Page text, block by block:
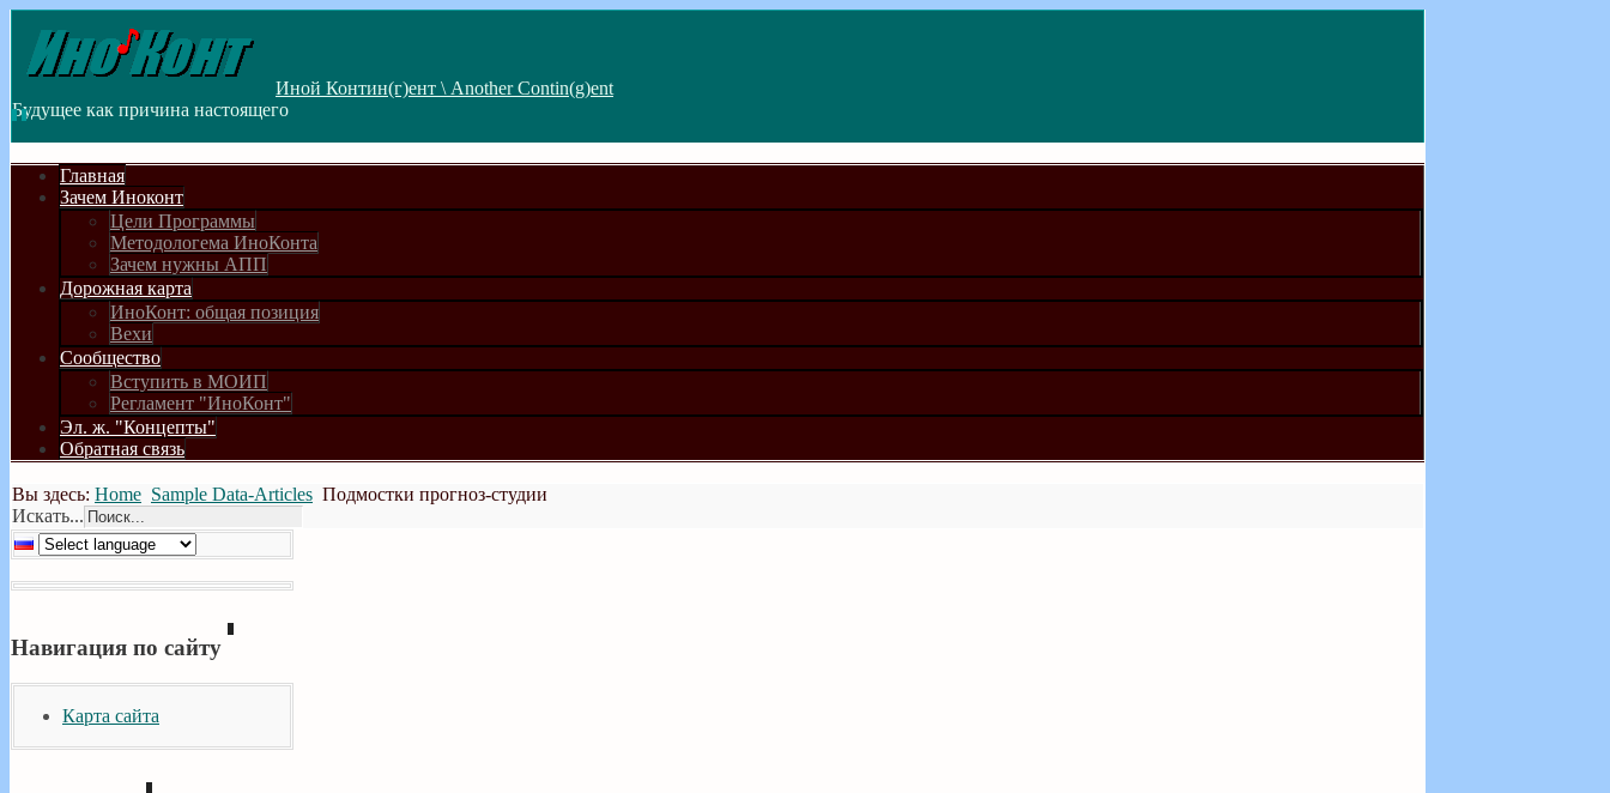
Иной Контин(г)ент \ Another Contin(g)ent
Будущее как причина настоящего
Главная
Зачем Иноконт
Цели Программы
Методологема ИноКонта
Зачем нужны АПП
Дорожная карта
ИноКонт: общая позиция
Вехи
Сообщество
Вступить в МОИП
Регламент "ИноКонт"
Эл. ж. "Концепты"
Обратная связь
Вы здесь: Home Sample Data-Articles Подмостки прогноз-студии
Искать...
Навигация по сайту
Карта сайта